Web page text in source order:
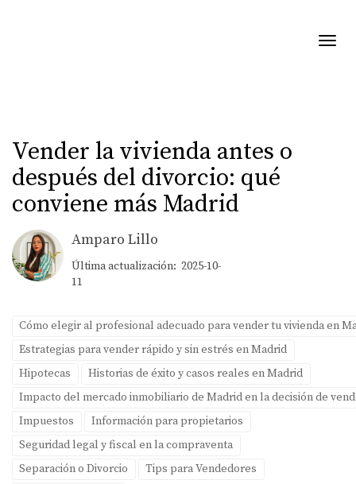
Vender la vivienda antes o
después del divorcio: qué
conviene más Madrid
Amparo Lillo
Última actualización: 2025-10-
11
Cómo elegir al profesional adecuado para vender tu vivienda en
Estrategias para vender rápido y sin estrés en Madrid
Hipotecas
Historias de éxito y casos reales en Madrid
Impacto del mercado inmobiliario de Madrid en la decisión de
Impuestos
Información para propietarios
Seguridad legal y fiscal en la compraventa
Separación o Divorcio
Tips para Vendedores